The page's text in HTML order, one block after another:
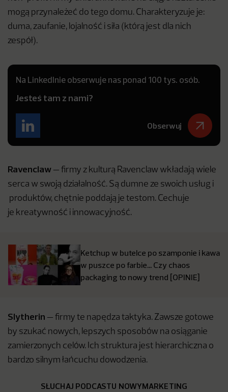
mogą przynależeć do tego domu. Charakteryzuje je:
duma, zaufanie, lojalność i siła (którą jest dla nich
zespół).
Na LinkedInie obserwuje nas ponad 100 tys. osób.
Jesteś tam z nami?
Obserwuj
Ravenclaw — firmy z kulturą Ravenclaw wkładają wiele
serca w swoją działalność. Są dumne ze swoich usług i
produktów, chętnie poddają je testom. Cechuje
je kreatywność i innowacyjność.
Ketchup w butelce po szamponie i kawa
w puszce po farbie… Czy chaos
packaging to nowy trend [OPINIE]
Slytherin — firmy te napędza taktyka. Zawsze gotowe
by szukać nowych, lepszych sposobów na osiąganie
zamierzonych celów. Ich struktura jest hierarchiczna o
bardzo silnym łańcuchu dowodzenia.
SŁUCHAJ PODCASTU NOWYMARKETING